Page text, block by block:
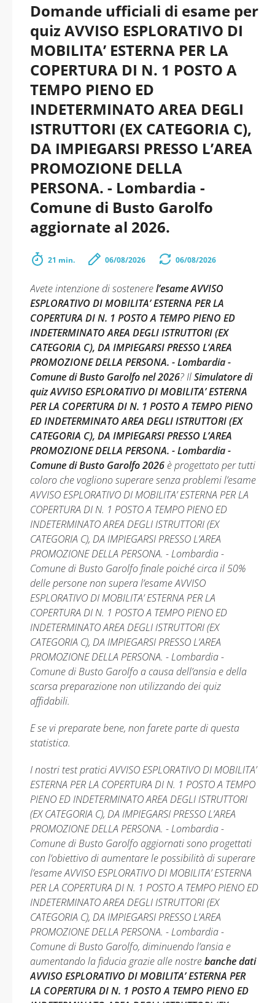
Domande ufficiali di esame per
quiz AVVISO ESPLORATIVO DI
MOBILITA’ ESTERNA PER LA
COPERTURA DI N. 1 POSTO A
TEMPO PIENO ED
INDETERMINATO AREA DEGLI
ISTRUTTORI (EX CATEGORIA C),
DA IMPIEGARSI PRESSO L’AREA
PROMOZIONE DELLA
PERSONA. - Lombardia -
Comune di Busto Garolfo
aggiornate al 2026.
21 min. 06/08/2026 06/08/2026
Avete intenzione di sostenerel’esame AVVISO
ESPLORATIVO DI MOBILITA’ ESTERNA PER LA
COPERTURA DI N. 1 POSTO A TEMPO PIENO ED
INDETERMINATO AREA DEGLI ISTRUTTORI (EX
CATEGORIA C), DA IMPIEGARSI PRESSO L’AREA
PROMOZIONE DELLA PERSONA. - Lombardia -
Comune di Busto Garolfo nel 2026? IlSimulatore di
quiz AVVISO ESPLORATIVO DI MOBILITA’ ESTERNA
PER LA COPERTURA DI N. 1 POSTO A TEMPO PIENO
ED INDETERMINATO AREA DEGLI ISTRUTTORI (EX
CATEGORIA C), DA IMPIEGARSI PRESSO L’AREA
PROMOZIONE DELLA PERSONA. - Lombardia -
Comune di Busto Garolfo 2026 è progettato per tutti
coloro che vogliono superare senza problemi l’esame
AVVISO ESPLORATIVO DI MOBILITA’ ESTERNA PER LA
COPERTURA DI N. 1 POSTO A TEMPO PIENO ED
INDETERMINATO AREA DEGLI ISTRUTTORI (EX
CATEGORIA C), DA IMPIEGARSI PRESSO L’AREA
PROMOZIONE DELLA PERSONA. - Lombardia -
Comune di Busto Garolfo finale poiché circa il 50%
delle persone non supera l’esame AVVISO
ESPLORATIVO DI MOBILITA’ ESTERNA PER LA
COPERTURA DI N. 1 POSTO A TEMPO PIENO ED
INDETERMINATO AREA DEGLI ISTRUTTORI (EX
CATEGORIA C), DA IMPIEGARSI PRESSO L’AREA
PROMOZIONE DELLA PERSONA. - Lombardia -
Comune di Busto Garolfo a causa dell’ansia e della
scarsa preparazione non utilizzando dei quiz
affidabili.
E se vi preparate bene, non farete parte di questa
statistica.
I nostri test pratici AVVISO ESPLORATIVO DI MOBILITA’
ESTERNA PER LA COPERTURA DI N. 1 POSTO A TEMPO
PIENO ED INDETERMINATO AREA DEGLI ISTRUTTORI
(EX CATEGORIA C), DA IMPIEGARSI PRESSO L’AREA
PROMOZIONE DELLA PERSONA. - Lombardia -
Comune di Busto Garolfo aggiornati sono progettati
con l’obiettivo di aumentare le possibilità di superare
l’esame AVVISO ESPLORATIVO DI MOBILITA’ ESTERNA
PER LA COPERTURA DI N. 1 POSTO A TEMPO PIENO ED
INDETERMINATO AREA DEGLI ISTRUTTORI (EX
CATEGORIA C), DA IMPIEGARSI PRESSO L’AREA
PROMOZIONE DELLA PERSONA. - Lombardia -
Comune di Busto Garolfo, diminuendo l’ansia e
aumentando la fiducia grazie alle nostrebanche dati
AVVISO ESPLORATIVO DI MOBILITA’ ESTERNA PER
LA COPERTURA DI N. 1 POSTO A TEMPO PIENO ED